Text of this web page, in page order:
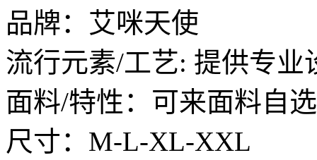
品牌：艾咪天使
流行元素/工艺: 提供专业
面料/特性：可来面料自选
尺寸：M-L-XL-XXL